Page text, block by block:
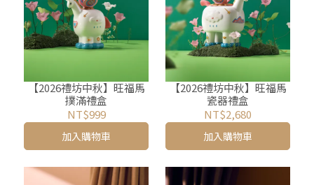
【2026禮坊中秋】旺福馬
撲滿禮盒
NT$999
加入購物車
【2026禮坊中秋】旺福馬
瓷器禮盒
NT$2,680
加入購物車